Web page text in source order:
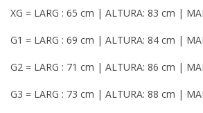
XG = LARG : 65 cm | ALTURA: 83 cm |
G1 = LARG : 69 cm | ALTURA: 84 cm |
G2 = LARG : 71 cm | ALTURA: 86 cm |
G3 = LARG : 73 cm | ALTURA: 88 cm |